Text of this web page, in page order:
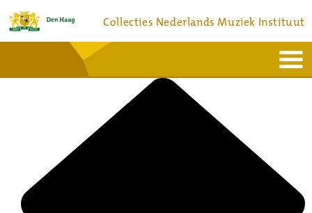
Collecties Nederlands Muziek Instituut
Bronnen en collecties